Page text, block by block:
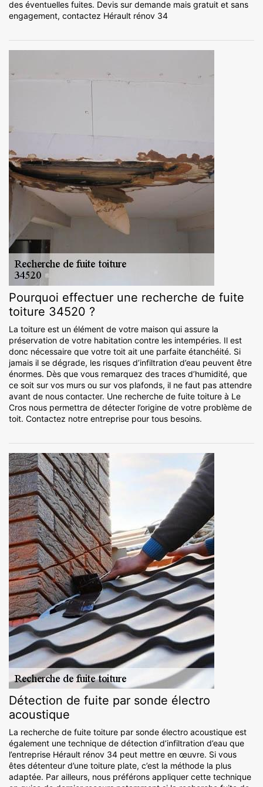
des éventuelles fuites. Devis sur demande mais gratuit et sans
engagement, contactez Hérault rénov 34
Pourquoi effectuer une recherche de fuite
toiture 34520 ?
La toiture est un élément de votre maison qui assure la
préservation de votre habitation contre les intempéries. Il est
donc nécessaire que votre toit ait une parfaite étanchéité. Si
jamais il se dégrade, les risques d’infiltration d’eau peuvent être
énormes. Dès que vous remarquez des traces d’humidité, que
ce soit sur vos murs ou sur vos plafonds, il ne faut pas attendre
avant de nous contacter. Une recherche de fuite toiture à Le
Cros nous permettra de détecter l’origine de votre problème de
toit. Contactez notre entreprise pour tous besoins.
Détection de fuite par sonde électro
acoustique
La recherche de fuite toiture par sonde électro acoustique est
également une technique de détection d’infiltration d’eau que
l’entreprise Hérault rénov 34 peut mettre en œuvre. Si vous
êtes détenteur d’une toiture plate, c’est la méthode la plus
adaptée. Par ailleurs, nous préférons appliquer cette technique